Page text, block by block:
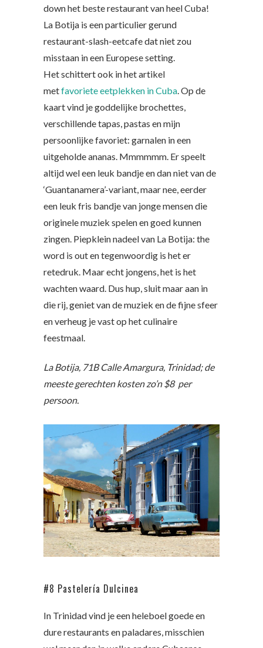
down het beste restaurant van heel Cuba!
La Botija is een particulier gerund
restaurant-slash-eetcafe dat niet zou
misstaan in een Europese setting.
Het schittert ook in het artikel
metfavoriete eetplekken in Cuba . Op de
kaart vind je goddelijke brochettes,
verschillende tapas, pastas en mijn
persoonlijke favoriet: garnalen in een
uitgeholde ananas. Mmmmmm. Er speelt
altijd wel een leuk bandje en dan niet van de
‘Guantanamera’-variant, maar nee, eerder
een leuk fris bandje van jonge mensen die
originele muziek spelen en goed kunnen
zingen. Piepklein nadeel van La Botija: the
word is out en tegenwoordig is het er
retedruk. Maar echt jongens, het is het
wachten waard. Dus hup, sluit maar aan in
die rij, geniet van de muziek en de fijne sfeer
en verheug je vast op het culinaire
feestmaal.
La Botija, 71B Calle Amargura, Trinidad; de
meeste gerechten kosten zo’n $8 per
persoon.
#8 Pastelería Dulcinea
In Trinidad vind je een heleboel goede en
dure restaurants en paladares, misschien